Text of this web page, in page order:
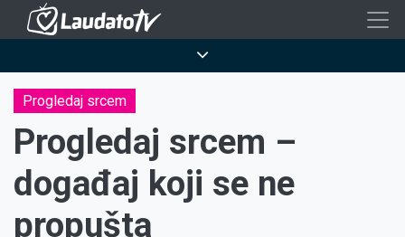
Skoči
sadržaj
Progledaj srcem
Progledaj srcem –
događaj koji se ne
propušta